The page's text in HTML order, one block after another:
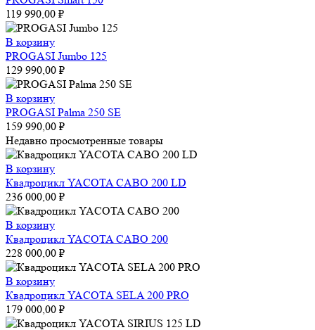
119 990,00 ₽
В корзину
PROGASI Jumbo 125
129 990,00 ₽
В корзину
PROGASI Palma 250 SE
159 990,00 ₽
Недавно просмотренные товары
В корзину
Квадроцикл YACOTA CABO 200 LD
236 000,00 ₽
В корзину
Квадроцикл YACOTA CABO 200
228 000,00 ₽
В корзину
Квадроцикл YACOTA SELA 200 PRO
179 000,00 ₽